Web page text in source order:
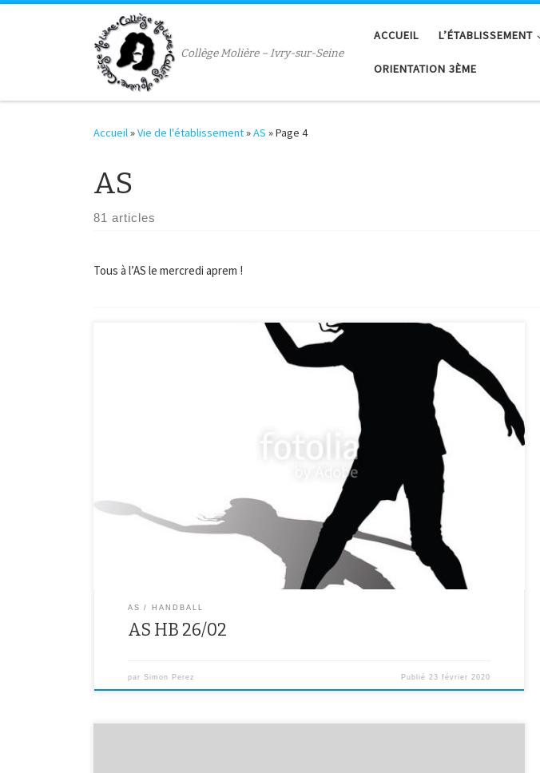
Passer au contenu
Collège Molière – Ivry-sur-Seine
ACCUEIL L’ÉTABLISSEMENT
ORIENTATION 3ÈME
Accueil»Vie de l'établissement»AS »Page 4
AS
81 articles
Tous à l’AS le mercredi aprem !
.Pour tout le monde : entraînement au gymnase des Epinettes de 13h30 à 15h30.
AS HANDBALL
AS HB 26/02
par Simon Perez Publié 23 février 2020